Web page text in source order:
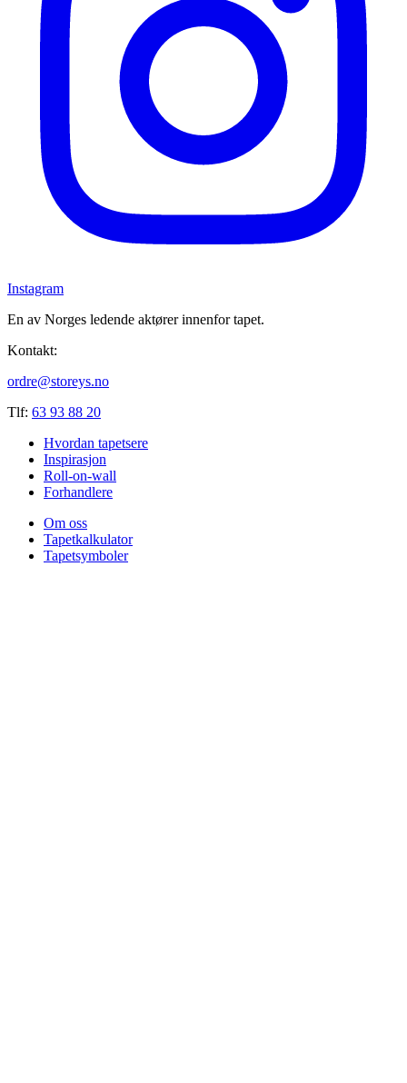
Instagram
En av Norges ledende aktører innenfor tapet.
Kontakt:
ordre@storeys.no
Tlf: 63 93 88 20
Hvordan tapetsere
Inspirasjon
Roll-on-wall
Forhandlere
Om oss
Tapetkalkulator
Tapetsymboler